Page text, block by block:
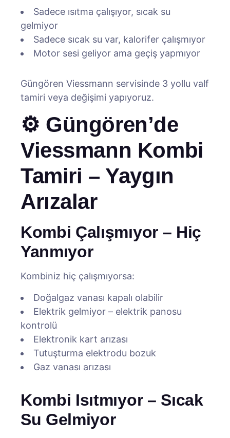
Sadece ısıtma çalışıyor, sıcak su
gelmiyor
Sadece sıcak su var, kalorifer çalışmıyor
Motor sesi geliyor ama geçiş yapmıyor
Güngören Viessmann servisinde 3 yollu valf
tamiri veya değişimi yapıyoruz.
⚙️ Güngören’de
Viessmann Kombi
Tamiri – Yaygın
Arızalar
Kombi Çalışmıyor – Hiç
Yanmıyor
Kombiniz hiç çalışmıyorsa:
Doğalgaz vanası kapalı olabilir
Elektrik gelmiyor – elektrik panosu
kontrolü
Elektronik kart arızası
Tutuşturma elektrodu bozuk
Gaz vanası arızası
Kombi Isıtmıyor – Sıcak
Su Gelmiyor